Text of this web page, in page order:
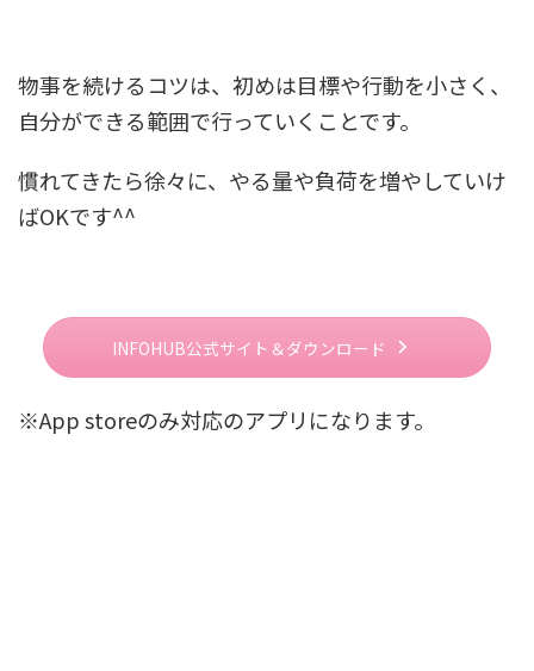
物事を続けるコツは、初めは目標や行動を小さく、
自分ができる範囲で行っていくことです。
慣れてきたら徐々に、やる量や負荷を増やしていけ
ばOKです^^
INFOHUB公式サイト＆ダウンロード
※App storeのみ対応のアプリになります。